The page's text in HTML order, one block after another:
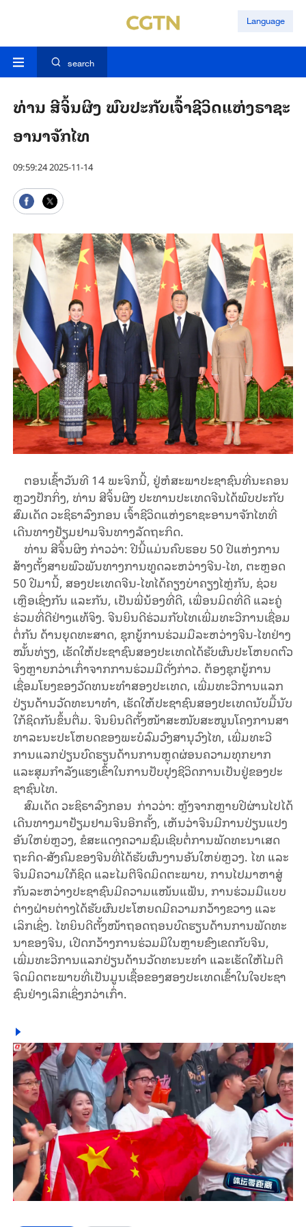
Language
search
ທ່ານ ສີ​ຈິ້ນ​ຜິງ ພົບ​ປະ​ກັບ​ເຈົ້າ​ຊີ​ວິດແຫ່ງ​ຣາ​ຊະ​
ອາ​ນາ​ຈັກ​ໄທ
09:59:24 2025-11-14
ຕອນ​ເຊົ້າ​ວັນ​ທີ 14 ພະ​ຈິກ​ນີ້, ຢູ່ຫໍ​ສະ​ພາປະ​ຊາ​ຊົນ​​ທີ່​ນະ​ຄອນ
ຫຼວງ​ປັກ​ກິ່ງ, ທ່ານ ສີ​ຈິ້ນ​ຜິງ ປະ​ທານ​ປະ​ເທດ​ຈີນ​ໄດ້​ພົບ​ປະ​ກັບ​
ສົມ​ເດັດ ​ວະ​ຊິ​ຣາ​ລົງ​ກອນ ​ເຈົ້າ​ຊີ​ວິດແຫ່ງ​ຣາ​ຊະ​ອາ​ນາ​ຈັກ​ໄທທີ່​
ເດີນ​ທາງ​ຢ້ຽມ​ຢາມ​ຈີນ​ທາງ​ລັດ​ຖະ​ກິດ.
ທ່ານ ສີ​ຈິ້ນ​ຜິງ ກ່າວ​ວ່າ: ປີ​ນີ້​ແມ່ນ​​ຄົບ​ຮອບ 50 ປີແຫ່ງ​ການ​​
ສ້າງ​​ຕັ້ງສາຍ​ພົວ​ພັນ​ທາງ​ການ​ທູດ​ລະ​ຫວ່າງ​ຈີນ-ໄທ, ​ຕະຫຼອດ
50 ປີ​ມາ​ນີ້, ສອງ​ປະ​ເທດ​ຈີນ-ໄທ​ໄດ້​ຄຽງ​ບ່າ​ຄຽງ​ໄຫຼ່​ກັນ, ຊ່ວຍ​
ເຫຼືອ​ເຊິ່ງ​ກັນ ແລະ​ກັນ, ​ເປັນ​ພີ່​ນ້ອງ​ທີ່​ດີ, ເພື່ອນ​ມິດ​ທີ່​ດີ ແລະຄູ່​
ຮ່ວມ​ທີ່​ດີ​ຢ່າງ​ແທ້​ຈິງ. ຈີນ​ຍິນ​ດີ​ຮ່ວມ​ກັບ​ໄທ​ເພີ່​ມ​ທະ​ວີ​ການ​​ເຊື່ອມ​
ຕໍ່​ກັນ​ ​ດ້ານ​ຍຸດ​ທະ​ສາດ, ຊຸກ​ຍູ້​ການ​ຮ່ວມ​ມື​ລະ​ຫວ່າງ​ຈີນ-ໄທ​ຢ່າງ​
ໝັ້ນ​ທ່ຽງ, ເຮັດ​ໃຫ້​ປະ​ຊາ​ຊົນ​ສອງ​ປະ​ເທດ​ໄດ້​ຮັບ​ຜົນ​ປະ​ໂຫຍດຕົວ​
ຈິງຫຼາຍກວ່າ​ເກົ່າ​ຈາກ​ການ​ຮ່ວມ​ມື​ດັ່ງ​ກ່າວ. ຕ້ອງ​ຊຸກ​ຍູ້​ການ​
ເຊື່ອມ​ໂຍງ​ຂອງວັດ​ທ​ນະ​ທຳ​ສອງ​ປະ​ເທດ, ເພີ່ມ​ທະ​ວີ​ການ​ແລກ​
ປ່ຽນ​ດ້ານ​ວັດ​ທ​ະ​ນ​າ​ທຳ, ເຮັດ​ໃຫ້​ປະ​ຊາ​ຊົນ​ສອ​ງ​ປະ​ເທດ​ນັບ​ມື້​ນັບ​
ໃກ້​ຊິດ​​ກັນຂຶ້ນ​ຕື່ມ. ຈີນ​ຍິນ​ດີ​ຕັ້ງ​ໜ້າ​ສະ​ໜັບ​ສະ​ໜູນ​ໂຄງ​ການ​ສາ​
ທາ​ລະ​ນະ​ປະ​ໂຫຍດ​ຂອງ​ພະ​ບໍ​ລົມ​ວົງ​ສາ​ນຸ​ວົງ​ໄທ, ເພີ່ມ​ທະ​ວີ​
ການ​ແລ​ກ​ປ່ຽນ​ບົດ​ຮຽນ​ດ້ານ​ການຫຼຸດ​ຜ່ອນ​ຄວາມ​ທຸກ​ຍາກ
ແລະ​ສຸມກຳ​ລັງ​ແຮງ​ເຂົ້າ​ໃນ​ການ​ປັບ​ປຸງ​ຊີ​ວິດ​ການ​ເປັນ​ຢູ່​ຂອງ​ປະ​
ຊາ​ຊົນ​ໄທ.
ສົມ​ເດັດ ​ວະ​ຊິ​ຣາ​ລົງ​ກອນ ​ ກ່າວ​ວ່າ: ຫຼັງ​ຈາກຫຼາຍ​ປີ​ຜ່ານ​ໄປ​ໄດ້
ເດີນ​ທາງ​ມາ​ຢ້ຽມ​ຢາມ​ຈີນ​ອີກ​ຄັ້ງ, ເຫັນ​ວ່າ​ຈີນ​ມີ​ການ​ປ່ຽນ​ແປງ​
ອັນ​ໃຫຍ່ຫຼວງ, ຂໍ​ສະ​ແດງ​ຄວາມ​ຊົມ​ເຊີຍ​ຕໍ່​ການ​ພັດ​ທະ​ນາ​ເສດ​
ຖະ​ກິດ-ສັງ​ຄົມ​ຂອງ​ຈີນ​​ທີ່ໄດ້​ຮັບ​ຜົນ​ງານ​ອັນ​ໃຫຍ່ຫຼວງ. ໄທ ແລະ​
ຈີນ​ມີ​ຄວາມ​ໃກ້​ຊິດ ແລະ​ໄມ​ຕີ​ຈິດ​ມິດ​ຕະ​ພາບ, ການ​ໄປ​ມາ​ຫາ​ສູ່​
ກັນ​ລະ​ຫວ່າງ​ປະ​ຊາ​ຊົນ​ມີ​ຄວາມ​ແໜ້ນ​ແຟ້ນ, ການ​ຮ່ວມ​ມື​ແບບ​
ຕ່າງ​ຝ່າຍ​ຕ່າງ​ໄດ້​ຮັບ​ຜົນ​ປະ​ໂຫຍດ​ມີ​ຄວາມກວ້າງ​ຂວາງ ແລະ​​
ເລິກ​ເຊິ່ງ. ໄທ​ຍິນ​ດີ​ຕັ້ງ​ໜ້າ​ຖອດ​ຖອນ​ບົດ​ຮຽນ​ດ້ານ​ການ​ພັດ​ທະ​
ນາ​ຂອງ​ຈີນ, ເປີດກວ້າງ​ການ​ຮ່ວມ​ມື​ໃນຫຼາຍ​ຂົງ​ເຂດ​ກັບ​ຈີນ,
ເພີ່ມ​ທະ​ວີ​ການ​ແລກ​ປ່ຽນ​ດ້ານ​ວັດ​ທະ​ນ​ະ​ທຳ ແລະເຮັດ​ໃຫ້​ໄມ​ຕີ​
ຈິດ​ມິດ​ຕະ​ພາບທີ່​ເປັນ​ມູນ​ເຊື້ອ​ຂອງ​ສອງ​ປະ​ເທດ​ເຂົ້າ​ໃນ​ໃຈ​ປະ​ຊາ​
ຊົນ​ຢ່າງ​ເລິກ​ເຊິ່ງກວ່າ​ເກົ່າ.